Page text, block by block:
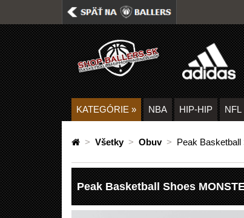
KATEGÓRIE » NBA HIP-HIP NFL
> Všetky > Obuv > Peak
Peak Basketball Shoes